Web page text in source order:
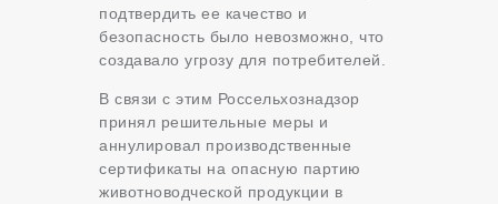
подтвердить ее качество и
безопасность было невозможно, что
создавало угрозу для потребителей.
В связи с этим Россельхознадзор
принял решительные меры и
аннулировал производственные
сертификаты на опасную партию
животноводческой продукции в